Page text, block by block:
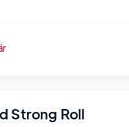
Strong Roll